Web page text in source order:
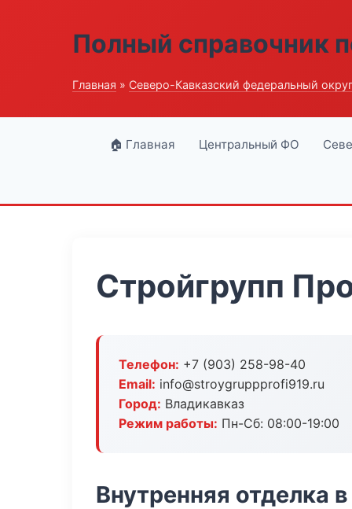
Полный справочник
Главная » Северо-Кавказский федеральный
🏠 Главная Центральный ФО
Стройгрупп
Телефон: +7 (903) 258-98-40
Email: info@stroygruppprofi919.ru
Город: Владикавказ
Режим работы: Пн-Сб: 08:00-19:00
Внутренняя отделка